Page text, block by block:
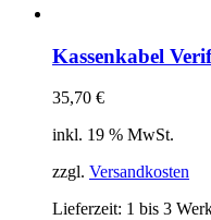
Kassenkabel
35,70 €
inkl. 19 % MwSt.
zzgl. Versandkosten
Lieferzeit: 1 bis 3